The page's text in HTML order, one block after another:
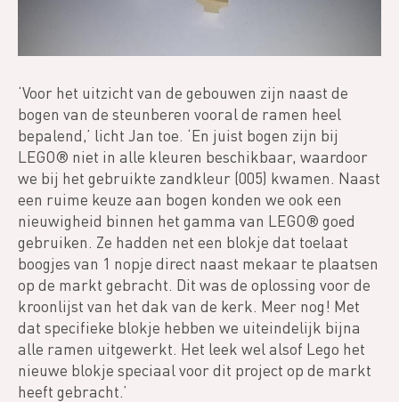
‘Voor het uitzicht van de gebouwen zijn naast de
bogen van de steunberen vooral de ramen heel
bepalend,’ licht Jan toe. ‘En juist bogen zijn bij
LEGO® niet in alle kleuren beschikbaar, waardoor
we bij het gebruikte zandkleur (005) kwamen. Naast
een ruime keuze aan bogen konden we ook een
nieuwigheid binnen het gamma van LEGO® goed
gebruiken. Ze hadden net een blokje dat toelaat
boogjes van 1 nopje direct naast mekaar te plaatsen
op de markt gebracht. Dit was de oplossing voor de
kroonlijst van het dak van de kerk. Meer nog! Met
dat specifieke blokje hebben we uiteindelijk bijna
alle ramen uitgewerkt. Het leek wel alsof Lego het
nieuwe blokje speciaal voor dit project op de markt
heeft gebracht.’